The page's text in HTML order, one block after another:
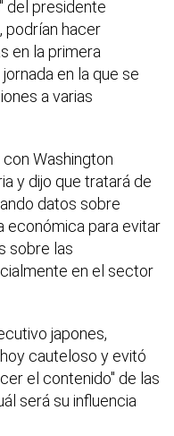
del presidente
podrían hacer
en la primera
en la que se
a varias
Washington
y dijo que tratará de
datos sobre
económica para evitar
sobre las
en el sector
japones,
cauteloso y evitó
el contenido" de las
será su influencia